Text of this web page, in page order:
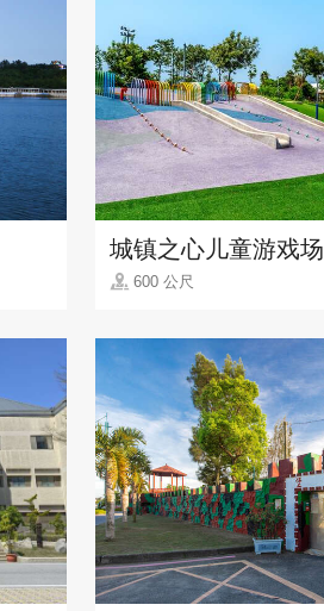
城镇之心儿童游戏场
600 公尺